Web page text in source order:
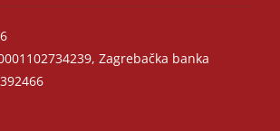
Zagrebačka banka